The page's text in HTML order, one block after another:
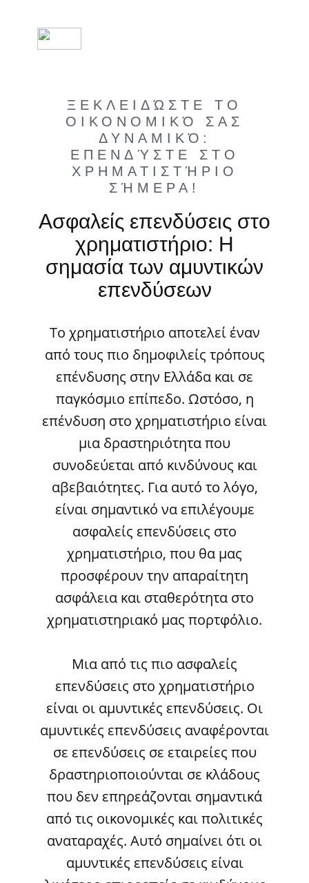
ΞΕΚΛΕΙΔΏΣΤΕ ΤΟ
ΟΙΚΟΝΟΜΙΚΌ ΣΑΣ
ΔΥΝΑΜΙΚΌ:
ΕΠΕΝΔΎΣΤΕ ΣΤΟ
ΧΡΗΜΑΤΙΣΤΉΡΙΟ
ΣΉΜΕΡΑ!
Ασφαλείς επενδύσεις στο
χρηματιστήριο: Η
σημασία των αμυντικών
επενδύσεων
Το χρηματιστήριο αποτελεί έναν
από τους πιο δημοφιλείς τρόπους
επένδυσης στην Ελλάδα και σε
παγκόσμιο επίπεδο. Ωστόσο, η
επένδυση στο χρηματιστήριο είναι
μια δραστηριότητα που
συνοδεύεται από κινδύνους και
αβεβαιότητες. Για αυτό το λόγο,
είναι σημαντικό να επιλέγουμε
ασφαλείς επενδύσεις στο
χρηματιστήριο, που θα μας
προσφέρουν την απαραίτητη
ασφάλεια και σταθερότητα στο
χρηματιστηριακό μας πορτφόλιο.
Μια από τις πιο ασφαλείς
επενδύσεις στο χρηματιστήριο
είναι οι αμυντικές επενδύσεις. Οι
αμυντικές επενδύσεις αναφέρονται
σε επενδύσεις σε εταιρείες που
δραστηριοποιούνται σε κλάδους
που δεν επηρεάζονται σημαντικά
από τις οικονομικές και πολιτικές
αναταραχές. Αυτό σημαίνει ότι οι
αμυντικές επενδύσεις είναι